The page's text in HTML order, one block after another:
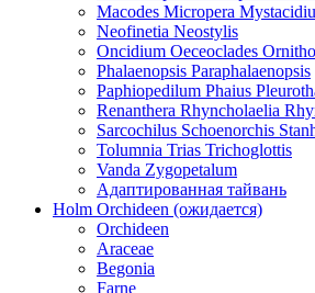
Macodes Micropera
Neofinetia Neostylis
Oncidium Oeceoclades
Phalaenopsis Paraphalaenopsis
Paphiopedilum Phaius
Renanthera Rhyncholaelia
Sarcochilus Schoenorchis
Tolumnia Trias Trichoglottis
Vanda Zygopetalum
Адаптированная тайвань
Holm Orchideen (ожидается)
Orchideen
Araceae
Begonia
Farne